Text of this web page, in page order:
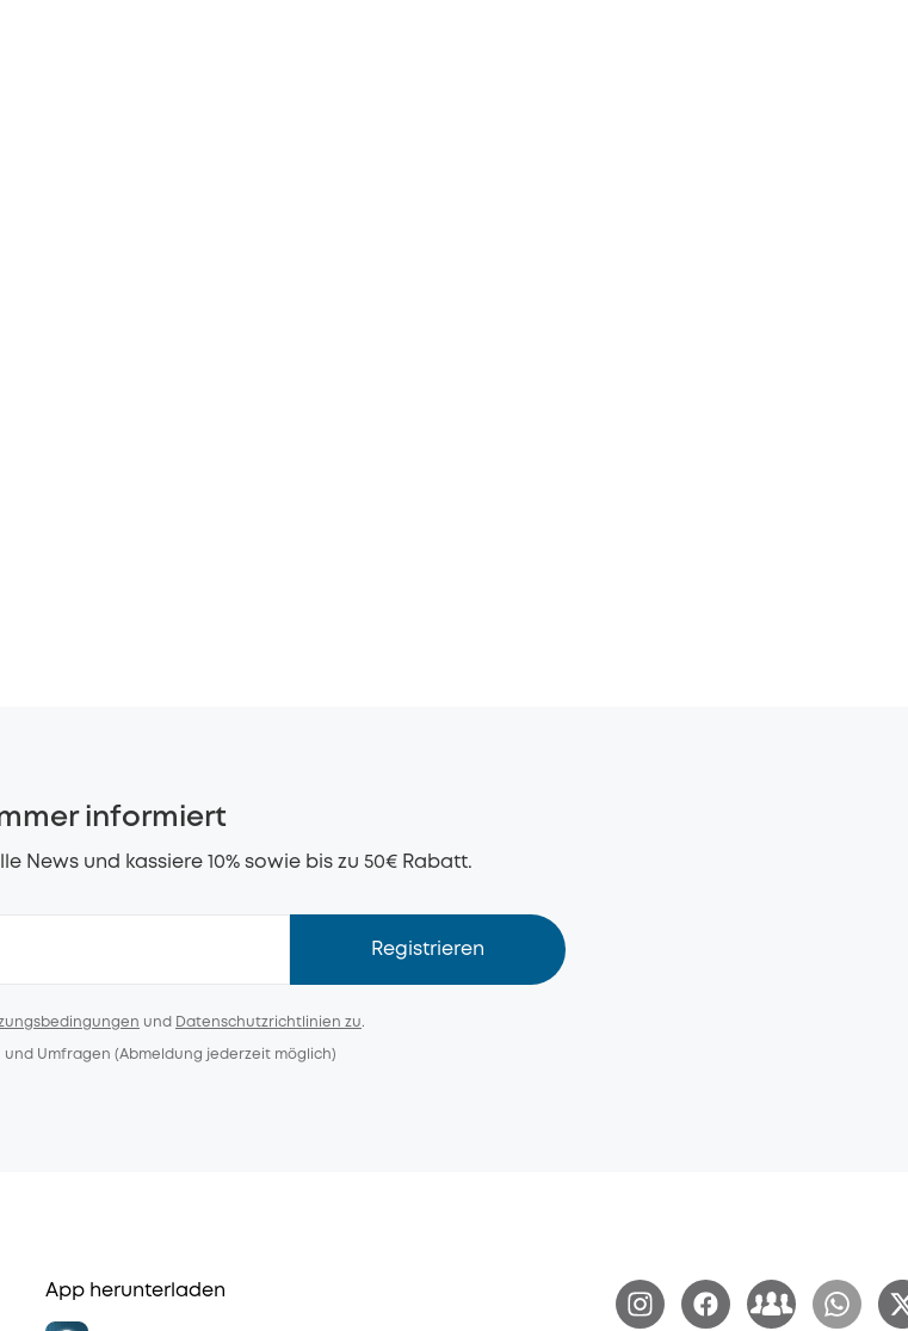
informiert
News und kassiere 10% sowie bis zu 50€ Rabatt.
Registrieren
und Datenschutzrichtlinien zu.
Umfragen (Abmeldung jederzeit möglich)
App herunterladen